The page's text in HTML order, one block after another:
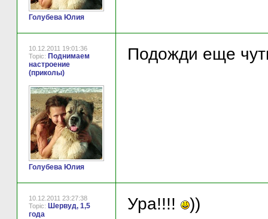
Голубева Юлия
10.12.2011 19:01:36
Topic: Поднимаем
настроение
(приколы)
Голубева Юлия
Подожди еще
10.12.2011 23:27:38
Topic: Шервуд, 1,5
года
Ура!!!! ))